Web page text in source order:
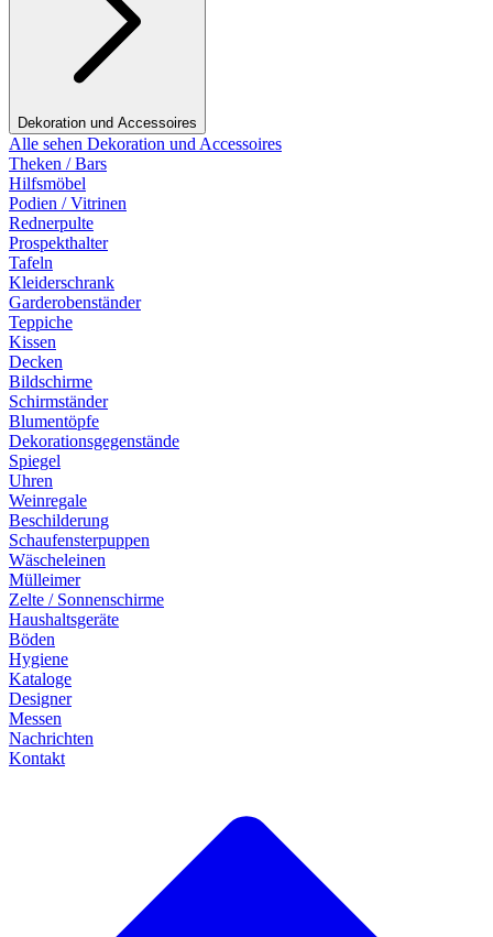
Dekoration und Accessoires
Alle sehen Dekoration und Accessoires
Theken / Bars
Hilfsmöbel
Podien / Vitrinen
Rednerpulte
Prospekthalter
Tafeln
Kleiderschrank
Garderobenständer
Teppiche
Kissen
Decken
Bildschirme
Schirmständer
Blumentöpfe
Dekorationsgegenstände
Spiegel
Uhren
Weinregale
Beschilderung
Schaufensterpuppen
Wäscheleinen
Mülleimer
Zelte / Sonnenschirme
Haushaltsgeräte
Böden
Hygiene
Kataloge
Designer
Messen
Nachrichten
Kontakt